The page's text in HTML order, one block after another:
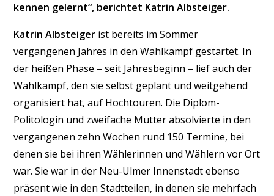
kennen gelernt“, berichtet Katrin Albsteiger.
Katrin Albsteiger ist bereits im Sommer
vergangenen Jahres in den Wahlkampf gestartet. In
der heißen Phase – seit Jahresbeginn – lief auch der
Wahlkampf, den sie selbst geplant und weitgehend
organisiert hat, auf Hochtouren. Die Diplom-
Politologin und zweifache Mutter absolvierte in den
vergangenen zehn Wochen rund 150 Termine, bei
denen sie bei ihren Wählerinnen und Wählern vor Ort
war. Sie war in der Neu-Ulmer Innenstadt ebenso
präsent wie in den Stadtteilen, in denen sie mehrfach